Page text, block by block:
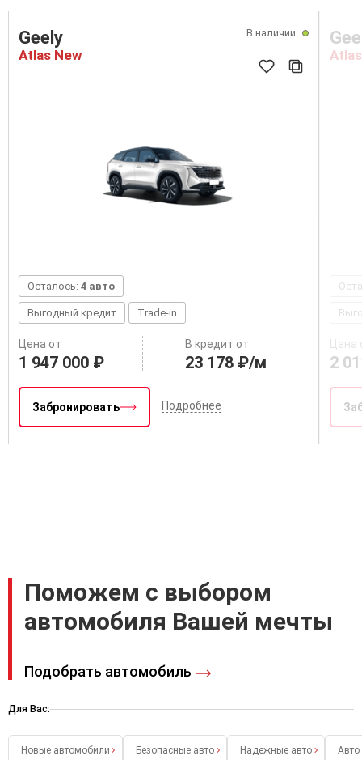
В наличии
Geely
Atlas New
Осталось: 4 авто
Выгодный кредит Trade-in
Цена от
1 947 000 ₽
В кредит от
23 178 ₽/м
Забронировать Подробнее
Atlas
Цена
2
Поможем с выбором
автомобиля Вашей мечты
Подобрать автомобиль
Для Вас:
Новые автомобили Безопасные авто Надежные авто